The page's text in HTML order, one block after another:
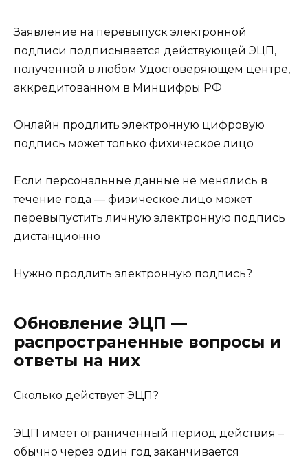
Заявление на перевыпуск электронной
подписи подписывается действующей ЭЦП,
полученной в любом Удостоверяющем центре,
аккредитованном в Минцифры РФ
Онлайн продлить электронную цифровую
подпись может только фихическое лицо
Если персональные данные не менялись в
течение года — физическое лицо может
перевыпустить личную электронную подпись
дистанционно
Нужно продлить электронную подпись?
Обновление ЭЦП —
распространенные вопросы и
ответы на них
Сколько действует ЭЦП?
ЭЦП имеет ограниченный период действия –
обычно через один год заканчивается